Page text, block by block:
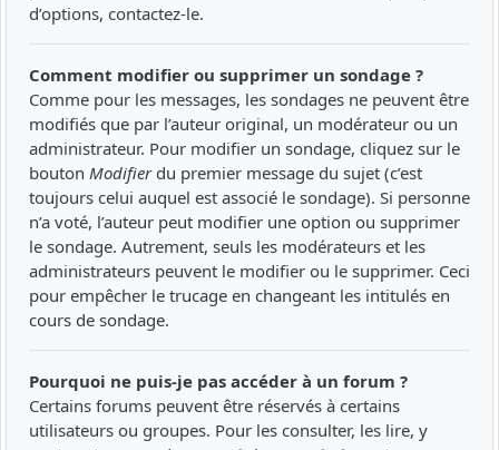
d’options, contactez-le.
Comment modifier ou supprimer un sondage ?
Comme pour les messages, les sondages ne peuvent être
modifiés que par l’auteur original, un modérateur ou un
administrateur. Pour modifier un sondage, cliquez sur le
bouton Modifierdu premier message du sujet (c’est
toujours celui auquel est associé le sondage). Si personne
n’a voté, l’auteur peut modifier une option ou supprimer
le sondage. Autrement, seuls les modérateurs et les
administrateurs peuvent le modifier ou le supprimer. Ceci
pour empêcher le trucage en changeant les intitulés en
cours de sondage.
Pourquoi ne puis-je pas accéder à un forum ?
Certains forums peuvent être réservés à certains
utilisateurs ou groupes. Pour les consulter, les lire, y